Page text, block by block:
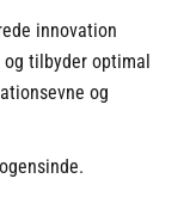
innovation
tilbyder optimal
og